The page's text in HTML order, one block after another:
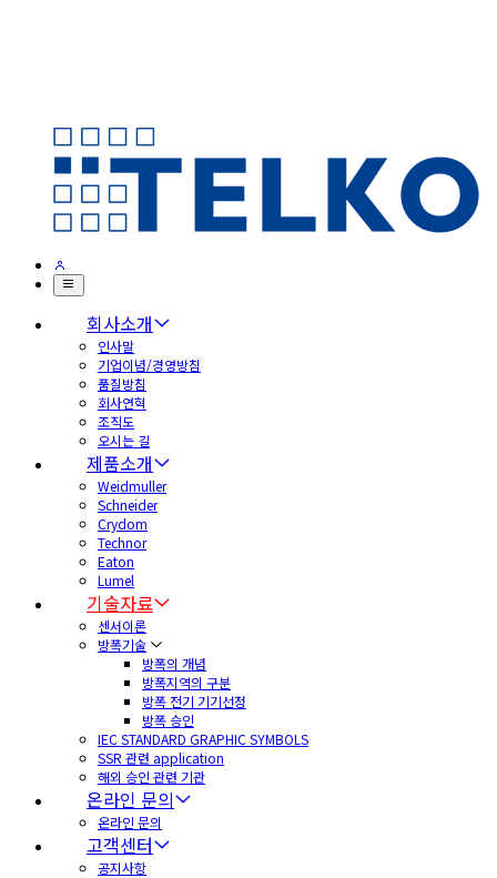
회사소개
인사말
기업이념/경영방침
품질방침
회사연혁
조직도
오시는 길
제품소개
Weidmuller
Schneider
Crydom
Technor
Eaton
Lumel
기술자료
센서이론
방폭기술
방폭의 개념
방폭지역의 구분
방폭 전기 기기선정
방폭 승인
IEC STANDARD GRAPHIC SYMBOLS
SSR 관련 application
해외 승인 관련 기관
온라인 문의
온라인 문의
고객센터
공지사항